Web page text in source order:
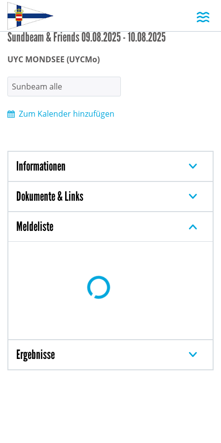
Sundbeam & Friends 09.08.2025 - 10.08.2025
UYC MONDSEE (UYCMo)
Sunbeam alle
Zum Kalender hinzufügen
Informationen
Dokumente & Links
Meldeliste
Ergebnisse